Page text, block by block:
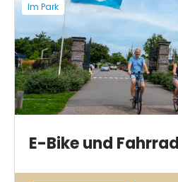
Im Park
E-Bike und